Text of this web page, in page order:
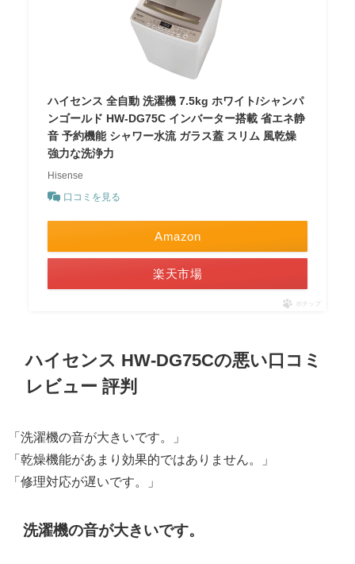
ハイセンス 全自動 洗濯機 7.5kg ホワイト/シャンパ
ンゴールド HW-DG75C インバーター搭載 省エネ静
音 予約機能 シャワー水流 ガラス蓋 スリム 風乾燥
強力な洗浄力
Hisense
口コミを見る
Amazon
楽天市場
ポチップ
ハイセンス HW-DG75Cの悪い口コミ
レビュー 評判
「洗濯機の音が大きいです。」
「乾燥機能があまり効果的ではありません。」
「修理対応が遅いです。」
洗濯機の音が大きいです。